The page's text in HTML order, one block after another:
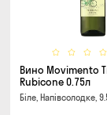
Вино Movimento
Rubicone 0.75л
Біле, Напівсолодке,